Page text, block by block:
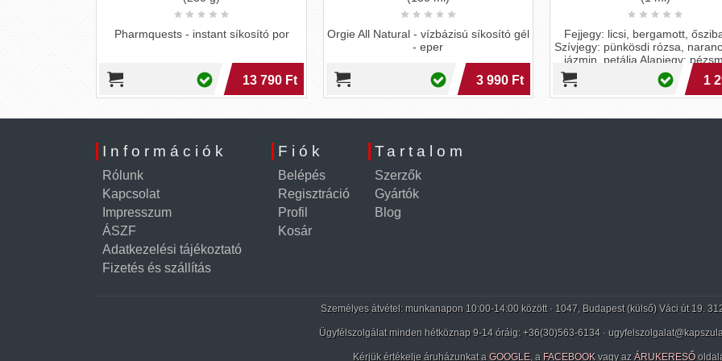
Pharmquests - instant síkosító por
13 790 Ft
Orgie All Natural - vízbázisú síkosító gél
- eper
3 990 Ft
Fejjegy: licsi, bergamott,
Szívjegy: pünkösdi rózsa,
jázmin, petália Alapjegy:
1
Információk
Rólunk
Kapcsolat
Impresszum
ÁSZF
Adatkezelési tájékoztató
Fizetés és szállítás
Fiók
Belépés
Regisztráció
Profil
Kosár
Tartalom
Szerzők
Gyártók
Blog
Személyes átvétel: munkanapon 10:00-14:00 között · 1047, Budapest (külső) Váci út 19.
Ügyfélszolgálat minden hétköznap 9-14 óráig: +36(30)563-6134 ·
Kérjük értékelje áruházunkat a GOOGLE, a FACEBOOK vagy az ÁRUKERESŐ